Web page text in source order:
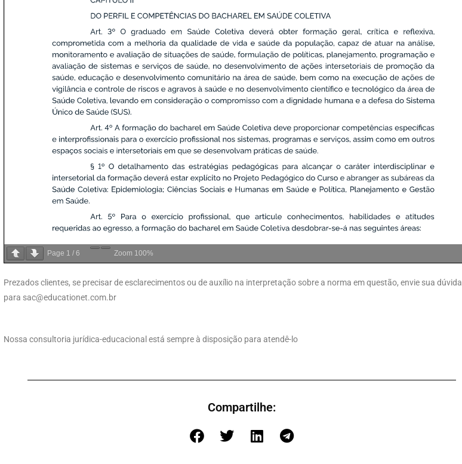
Page 1 / 6 Zoom 100%
Prezados clientes, se precisar de esclarecimentos ou de auxílio na interpretação sobre a norma em questão, envie sua dúvida
para sac@educationet.com.br
Nossa consultoria jurídica-educacional está sempre à disposição para atendê-lo
Compartilhe: